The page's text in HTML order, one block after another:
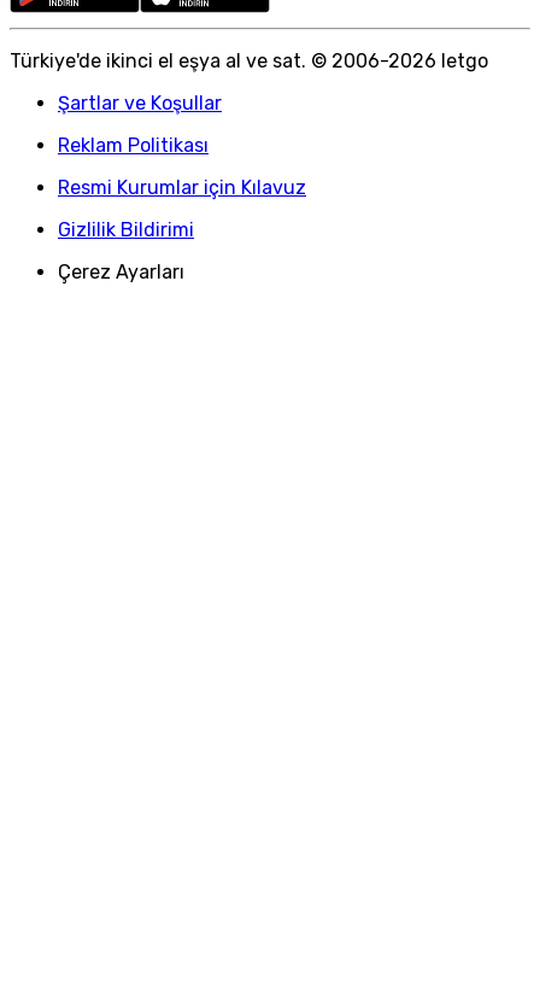
Türkiye'de ikinci el eşya al ve sat. © 2006-2026 letgo
Şartlar ve Koşullar
Reklam Politikası
Resmi Kurumlar için Kılavuz
Gizlilik Bildirimi
Çerez Ayarları